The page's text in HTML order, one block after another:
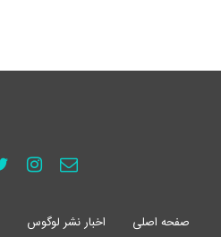
صفحه اصلی اخبار نشر لوگوس